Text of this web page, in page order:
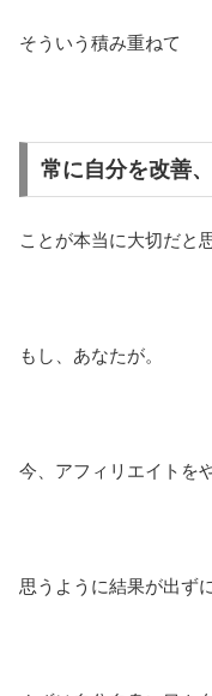
そういう積み重ねて
常に自分を改善
ことが本当に大切だと
もし、あなたが。
今、アフィリエイトを
思うように結果が出ず